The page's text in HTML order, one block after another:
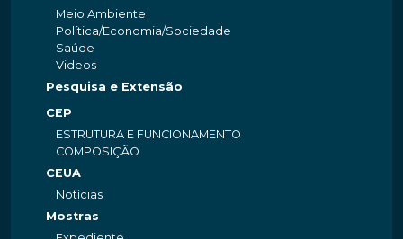
Meio Ambiente
Política/Economia/Sociedade
Saúde
Videos
Pesquisa e Extensão
CEP
ESTRUTURA E FUNCIONAMENTO
COMPOSIÇÃO
CEUA
Notícias
Mostras